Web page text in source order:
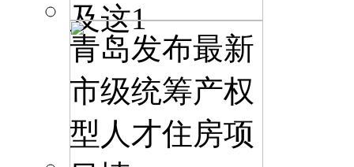
及这1
青岛发布最新
市级统筹产权
型人才住房项